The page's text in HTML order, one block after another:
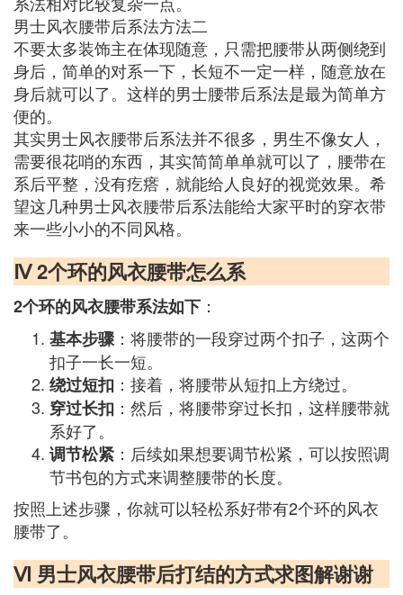
男士风衣腰带后系法方法二
不要太多装饰主在体现随意，只需把腰带从两侧绕到
身后，简单的对系一下，长短不一定一样，随意放在
身后就可以了。这样的男士腰带后系法是最为简单方
便的。
其实男士风衣腰带后系法并不很多，男生不像女人，
需要很花哨的东西，其实简简单单就可以了，腰带在
系后平整，没有疙瘩，就能给人良好的视觉效果。希
望这几种男士风衣腰带后系法能给大家平时的穿衣带
来一些小小的不同风格。
Ⅳ 2个环的风衣腰带怎么系
2个环的风衣腰带系法如下 ：
基本步骤 ：将腰带的一段穿过两个扣子，这两个
扣子一长一短。
绕过短扣 ：接着，将腰带从短扣上方绕过。
穿过长扣 ：然后，将腰带穿过长扣，这样腰带就
系好了。
调节松紧 ：后续如果想要调节松紧，可以按照调
节书包的方式来调整腰带的长度。
按照上述步骤，你就可以轻松系好带有2个环的风衣
腰带了。
Ⅵ 男士风衣腰带后打结的方式求图解谢谢